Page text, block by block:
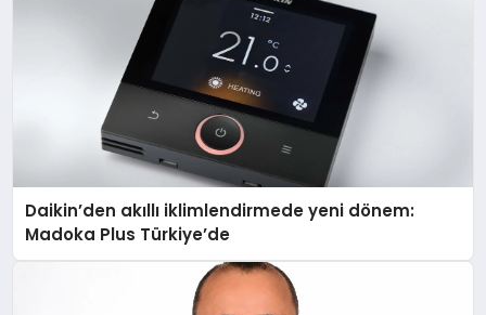
Daikin’den akıllı iklimlendirmede yeni dönem:
Madoka Plus Türkiye’de